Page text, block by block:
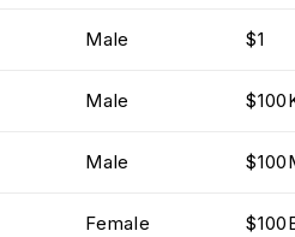
Male $1
Male
Male
Female